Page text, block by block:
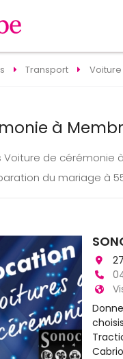
Transport
à
Voiture de cérémonie
du mariage à